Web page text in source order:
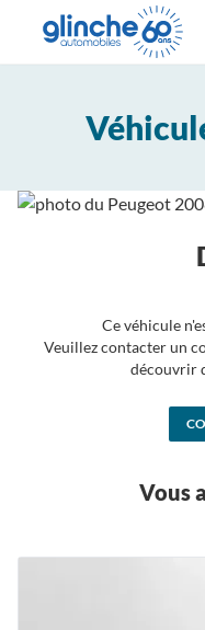
Ce véhicule
Veuillez contacter un
découvrir
Vous